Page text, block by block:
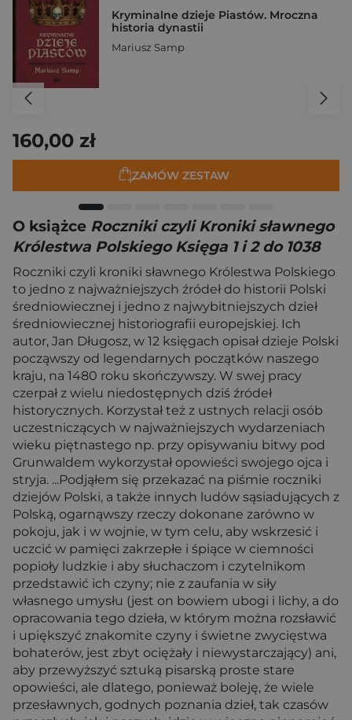
Kryminalne dzieje Piastów. Mroczna
historia dynastii
Mariusz Samp
160,00 zł
ZAMÓW ZESTAW
O książce Roczniki czyli Kroniki sławnego
Królestwa Polskiego Księga 1 i 2 do 1038
Roczniki czyli kroniki sławnego Królestwa Polskiego
to jedno z najważniejszych źródeł do historii Polski
średniowiecznej i jedno z najwybitniejszych dzieł
średniowiecznej historiografii europejskiej. Ich
autor, Jan Długosz, w 12 księgach opisał dzieje Polski
począwszy od legendarnych początków naszego
kraju, na 1480 roku skończywszy. W swej pracy
czerpał z wielu niedostępnych dziś źródeł
historycznych. Korzystał też z ustnych relacji osób
uczestniczących w najważniejszych wydarzeniach
wieku piętnastego np. przy opisywaniu bitwy pod
Grunwaldem wykorzystał opowieści swojego ojca i
stryja. ...Podjąłem się przekazać na piśmie roczniki
dziejów Polski, a także innych ludów sąsiadujących z
Polską, ogarnąwszy rzeczy dokonane zarówno w
pokoju, jak i w wojnie, w tym celu, aby wskrzesić i
uczcić w pamięci zakrzepłe i śpiące w ciemności
popioły ludzkie i aby słuchaczom i czytelnikom
przedstawić ich czyny; nie z zaufania w siły
własnego umysłu (jest on bowiem ubogi i lichy, a do
opracowania tego dzieła, w którym można rozsławić
i upiększyć znakomite czyny i świetne zwycięstwa
bohaterów, jest zbyt ociężały i niewystarczający) ani,
aby przewyższyć sztuką pisarską proste stare
opowieści, ale dlatego, ponieważ boleję, że wiele
przesławnych, godnych poznania dzieł, tak czasów